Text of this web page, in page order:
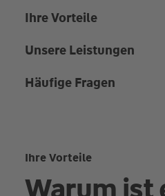
Ihre Vorteile
Unsere Leistungen
Häufige Fragen